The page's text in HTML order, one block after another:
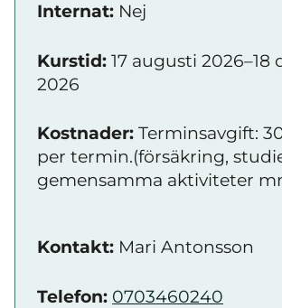
Internat: Nej
Kurstid: 17 augusti 2026–18
2026
Kostnader: Terminsavgift:
per termin.(försäkring,
gemensamma aktiviteter
Kontakt: Mari Antonsson
Telefon: 0703460240